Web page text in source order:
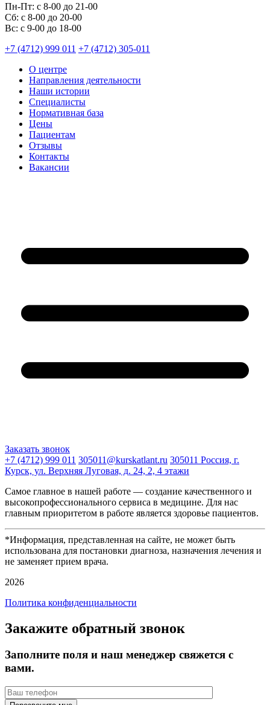
Пн-Пт: с 8-00 до 21-00
Cб: с 8-00 до 20-00
Вс: с 9-00 до 18-00
+7 (4712) 999 011 +7 (4712) 305-011
О центре
Направления деятельности
Наши истории
Специалисты
Нормативная база
Цены
Пациентам
Отзывы
Контакты
Вакансии
Заказать звонок
+7 (4712) 999 011 305011@kurskatlant.ru 305011 Россия, г.
Курск, ул. Верхняя Луговая, д. 24, 2, 4 этажи
Самое главное в нашей работе — создание качественного и
высокопрофессионального сервиса в медицине. Для нас
главным приоритетом в работе является здоровье пациентов.
*Информация, представленная на сайте, не может быть
использована для постановки диагноза, назначения лечения и
не заменяет прием врача.
2026
Политика конфиденциальности
Закажите обратный звонок
Заполните поля и наш менеджер свяжется с
вами.